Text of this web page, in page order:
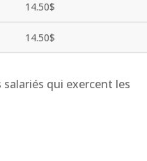
14.50$
14.50$
salariés qui exercent les